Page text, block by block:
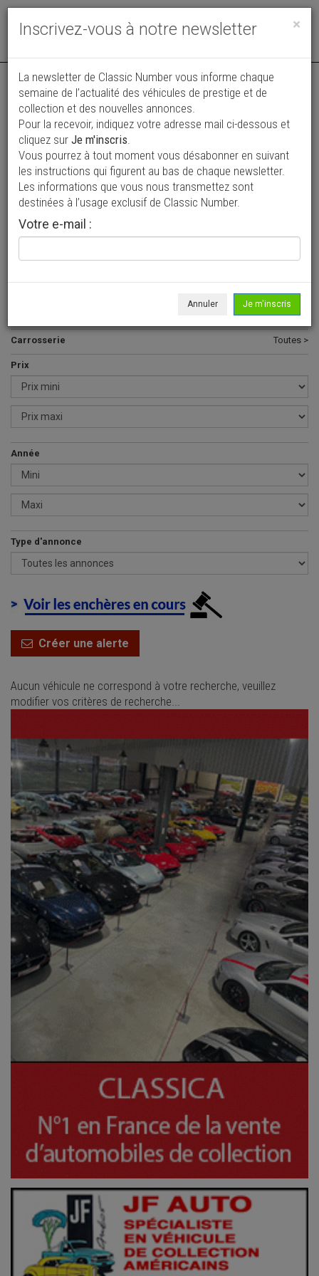
Toggle
Vos annonces vues par
plus de 4 millions de collectionneurs
Ajouter une annonce
> Rechercher un véhicule
Tous >
Carrosserie Toutes >
Prix
Année
Type d'annonce
Créer une alerte
Aucun véhicule ne correspond à votre recherche, veuillez
modifier vos critères de recherche...
×
Inscrivez-vous à notre newsletter
La newsletter de Classic Number vous informe chaque
semaine de l’actualité des véhicules de prestige et de
collection et des nouvelles annonces.
Pour la recevoir, indiquez votre adresse mail ci-dessous et
cliquez sur Je m'inscris.
Vous pourrez à tout moment vous désabonner en suivant
les instructions qui figurent au bas de chaque newsletter.
Les informations que vous nous transmettez sont
destinées à l’usage exclusif de Classic Number.
Votre e-mail :
Annuler Je m'inscris